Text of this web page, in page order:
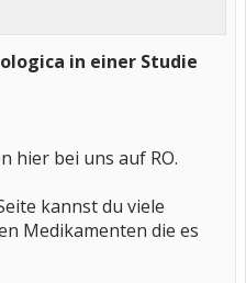
in einer Studie
hier bei uns auf RO.
kannst du viele
Medikamenten die es